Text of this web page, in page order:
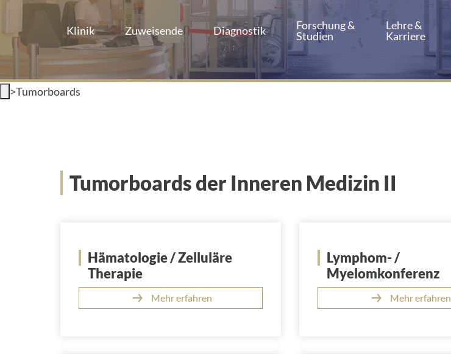
Klinik Zuweisende Diagnostik
Forschung &
Studien
Lehre &
Karriere
>Tumorboards
Tumorboards der Inneren Medizin II
Hämatologie / Zelluläre
Therapie
Mehr erfahren
Lymphom- /
Myelomkonferenz
Mehr erfahren